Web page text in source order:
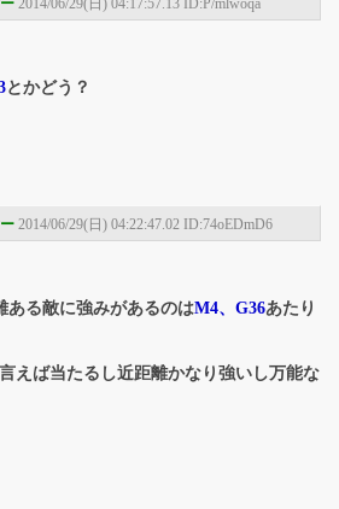
2014/06/29(日) 04:17:57.13 ID:P/mlwoqa
とかどう？
2014/06/29(日) 04:22:47.02 ID:74oEDmD6
ある敵に強みがあるのはM4、G36あたり
えば当たるし近距離かなり強いし万能な